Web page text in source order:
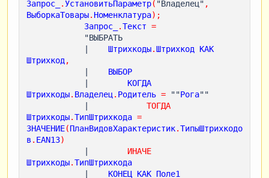
Запрос_ .УстановитьПараметр( "Владелец" ,
ВыборкаТовары. Номенклатура);
Запрос_
.Текст =
"ВЫБРАТЬ
Штрихкоды.Штрихкод
КАК
Штрихкод ,
ВЫБОР
КОГДА
Штрихкоды. Владелец . Родитель = ""Рога""
ТОГДА
Штрихкоды.ТипШтрихкода =
ЗНАЧЕНИЕ(ПланВидовХарактеристик.ТипыШтрихкодо
в . EAN13)
ИНАЧЕ
Штрихкоды.ТипШтрихкода
КОНЕЦ КАК Поле1